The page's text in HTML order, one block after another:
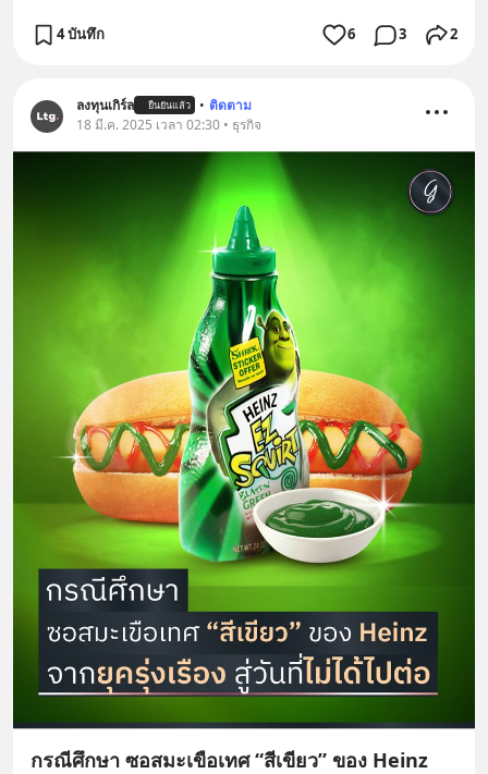
4 บันทึก 6 3 2
ลงทุนเกิร์ล ยืนยันแล้ว • ติดตาม
18 มี.ค. 2025 เวลา 02:30 • ธุรกิจ
กรณีศึกษา ซอสมะเขือเทศ “สีเขียว” ของ Heinz